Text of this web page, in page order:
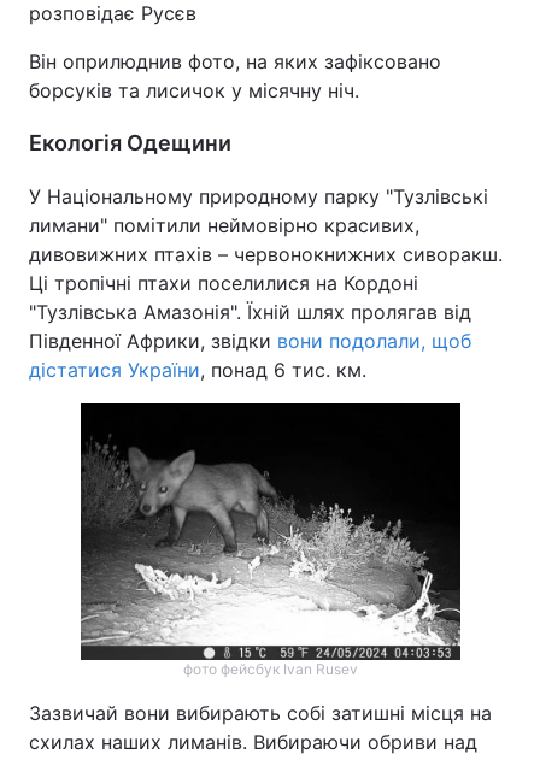
розповідає Русєв
Він оприлюднив фото, на яких зафіксовано
борсуків та лисичок у місячну ніч.
Екологія Одещини
У Національному природному парку "Тузлівські
лимани" помітили неймовірно красивих,
дивовижних птахів – червонокнижних сиворакш.
Ці тропічні птахи поселилися на Кордоні
"Тузлівська Амазонія". Їхній шлях пролягав від
Південної Африки, звідки вони подолали, щоб
дістатися України, понад 6 тис. км.
фото фейсбук Ivan Rusev
Зазвичай вони вибирають собі затишні місця на
схилах наших лиманів. Вибираючи обриви над